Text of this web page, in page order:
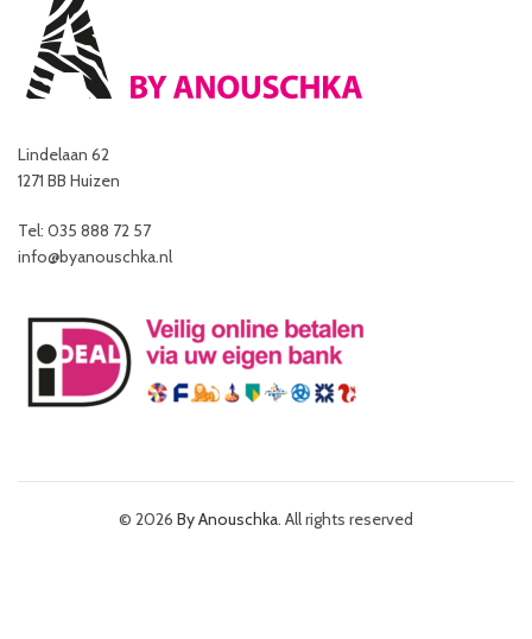
Lindelaan 62
1271 BB Huizen
Tel: 035 888 72 57
info@byanouschka.nl
© 2026 By Anouschka. All rights reserved